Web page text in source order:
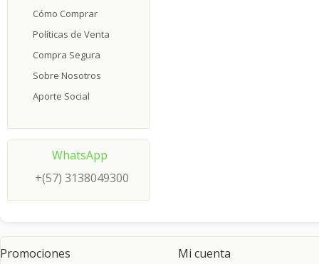
Cómo Comprar
Políticas de Venta
Compra Segura
Sobre Nosotros
Aporte Social
WhatsApp
+(57) 3138049300
Promociones Mi cuenta